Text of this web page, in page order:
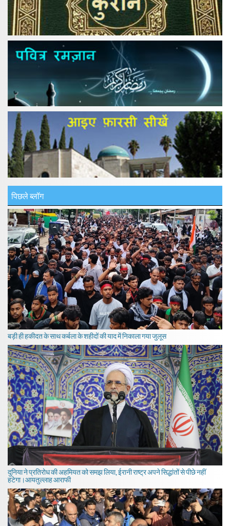
पिछले ब्लॉग
बड़ी ही हकीदत के साथ कर्बला के शहीदों की याद में निकाला गया जुलूस
दुनिया ने प्रतिरोध की अहमियत को समझ लिया, ईरानी राष्ट्र अपने सिद्धांतों से पीछे नहीं
हटेगा।आयतुल्लाह आराफी